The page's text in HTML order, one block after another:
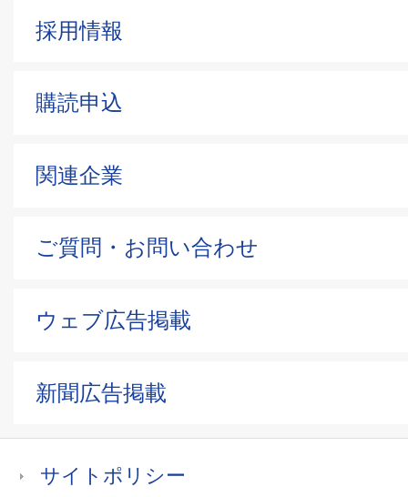
採用情報
購読申込
関連企業
ご質問・お問い合わせ
ウェブ広告掲載
新聞広告掲載
サイトポリシー